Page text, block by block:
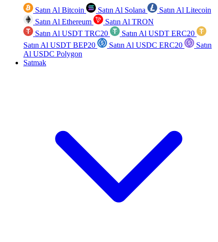
Satın Al Bitcoin Satın Al Solana
Satın Al Litecoin
Satın Al Ethereum
Satın Al TRON
Satın Al USDT TRC20
Satın Al USDT ERC20
Satın Al USDT BEP20
Satın Al USDC ERC20
Satın
Al USDC Polygon
Satmak